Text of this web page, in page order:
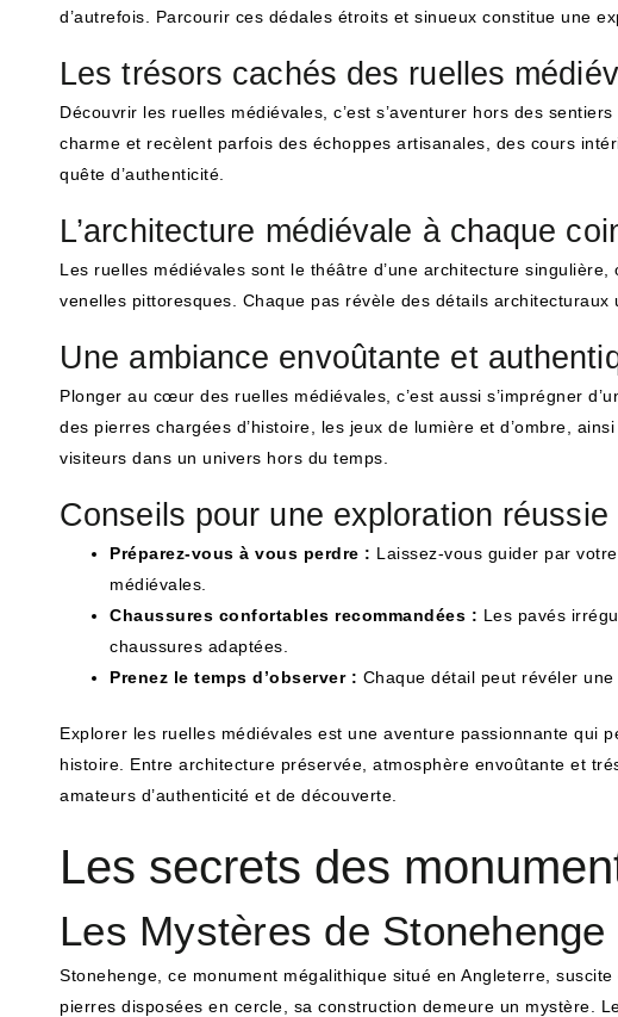
d’autrefois. Parcourir ces dédales étroits et sinueux constitue une
Les trésors cachés des ruelles
Découvrir les ruelles médiévales, c’est s’aventurer hors des
charme et recèlent parfois des échoppes artisanales, des cours
quête d’authenticité.
L’architecture médiévale à chaque
Les ruelles médiévales sont le théâtre d’une architecture
venelles pittoresques. Chaque pas révèle des détails
Une ambiance envoûtante et
Plonger au cœur des ruelles médiévales, c’est aussi s’imprégner
des pierres chargées d’histoire, les jeux de lumière et d’ombre,
visiteurs dans un univers hors du temps.
Conseils pour une exploration réussie
Préparez-vous à vous perdre : Laissez-vous guider par
médiévales.
Chaussures confortables recommandées : Les pavés
chaussures adaptées.
Prenez le temps d’observer : Chaque détail peut révéler
Explorer les ruelles médiévales est une aventure passionnante qui
histoire. Entre architecture préservée, atmosphère envoûtante et
amateurs d’authenticité et de découverte.
Les secrets des
Les Mystères de Stonehenge
Stonehenge, ce monument mégalithique situé en Angleterre,
pierres disposées en cercle, sa construction demeure un mystère.